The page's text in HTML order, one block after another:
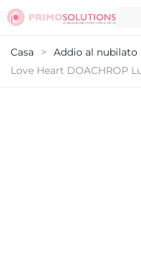
Casa > Addio al nubilato
Love Heart DOACHROP